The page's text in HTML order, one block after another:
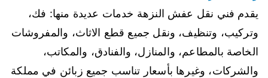
يقدم فني نقل عفش النزهة خدمات عديدة منها: فك،
وتركيب، وتنظيف، ونقل جميع قطع الاثاث، والمفروشات
الخاصة بالمطاعم، والمنازل، والفنادق، والمكاتب،
والشركات، وغيرها بأسعار تناسب جميع زبائن في مملكة